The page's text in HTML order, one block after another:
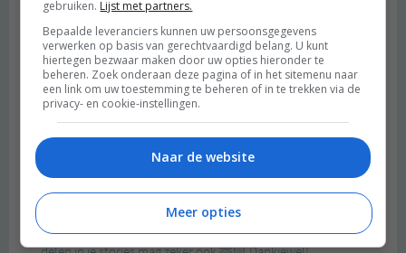
gebruiken. Lijst met partners.
Bepaalde leveranciers kunnen uw persoonsgegevens
verwerken op basis van gerechtvaardigd belang. U kunt
hiertegen bezwaar maken door uw opties hieronder te
beheren. Zoek onderaan deze pagina of in het sitemenu naar
een link om uw toestemming te beheren of in te trekken via de
privacy- en cookie-instellingen.
Naar de website
Meer opties